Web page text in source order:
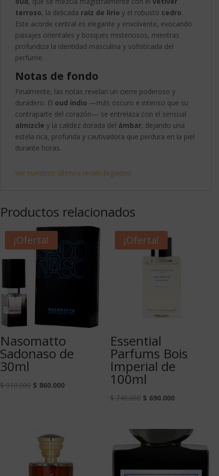
terroso, la delicada raíz de lirio y el robusto cedro.
Este acorde central es elegante y envolvente, evocando
paisajes orientales y bosques misteriosos, mientras
profundiza la identidad masculina y sofisticada del
perfume.
Notas de fondo
Finalmente, las notas revelan un cierre poderoso y
duradero. El oud indio —más oscuro e intenso que su
contraparte del corazón— se entrelaza con el sensual
almizcle y la calidez dorada del ámbar, dejando una
estela rica, profunda y cautivadora que perdura en la piel
durante horas.
Ver nuestros últimos recién llegados!
Productos relacionados
¡Oferta!
Nasomatto
Sadonaso de
30ml
$910.000 $ 860.000
¡Oferta!
Essential
Parfums Bois
Imperial de
100ml
$740.000 $ 690.000